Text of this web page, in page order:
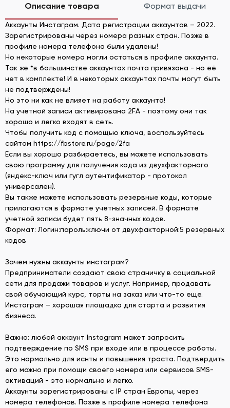
Описание товара Формат выдачи
Аккаунты Инстаграм. Дата регистрации аккаунтов – 2022.
Зарегистрированы через номера разных стран. Позже в
профиле номера телефона были удалены!
Но некоторые номера могли остаться в профиле аккаунта.
Так же *в большинстве аккаунтах почта привязана - но её
нет в комплекте! И в некоторых аккаунтах почты могут быть
не подтверждены!
Но это ни как не влияет на работу аккаунта!
На учетной записи активирована 2FA - поэтому они так
хорошо и легко входят в сеть.
Чтобы получить код с помощью ключа, воспользуйтесь
сайтом https://fbstore.ru/page/2fa
Если вы хорошо разбираетесь, вы можете использовать
свою программу для получения кода из двухфакторного
(яндекс-ключ или гугл аутентификатор - протокол
универсален).
Вы также можете использовать резервные коды, которые
прилагаются в формате учетных записей. В формате
учетной записи будет пять 8-значных кодов.
Формат: Логин:пароль:ключи от двухфакторной:5 резервных
кодов
Зачем нужны аккаунты инстаграм?
Предприниматели создают свою страничку в социальной
сети для продажи товаров и услуг. Например, продавать
свой обучающий курс, торты на заказ или что-то еще.
Инстаграм – хорошая площадка для старта и развития
бизнеса.
Важно: любой аккаунт Instagram может запросить
подтверждение по SMS при входе или в процессе работы.
Это нормально для иснты и повышения траста. Подтвердить
его можно при помощи своего номера или сервисов SMS-
активаций - это нормально и легко.
Аккаунты зарегистрированы с IP стран Европы, через
номера телефонов. Позже в профиле номера телефона